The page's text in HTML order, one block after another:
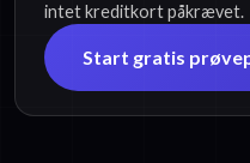
intet kreditkort påkrævet.
Start gratis